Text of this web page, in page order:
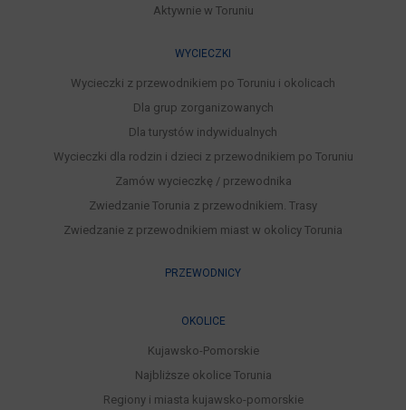
Aktywnie w Toruniu
WYCIECZKI
Wycieczki z przewodnikiem po Toruniu i okolicach
Dla grup zorganizowanych
Dla turystów indywidualnych
Wycieczki dla rodzin i dzieci z przewodnikiem po Toruniu
Zamów wycieczkę / przewodnika
Zwiedzanie Torunia z przewodnikiem. Trasy
Zwiedzanie z przewodnikiem miast w okolicy Torunia
PRZEWODNICY
OKOLICE
Kujawsko-Pomorskie
Najbliższe okolice Torunia
Regiony i miasta kujawsko-pomorskie